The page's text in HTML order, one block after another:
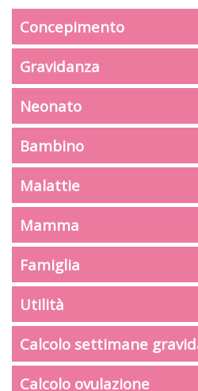
Concepimento
Gravidanza
Neonato
Bambino
Malattie
Mamma
Famiglia
Utilità
Calcolo settimane
Calcolo ovulazione